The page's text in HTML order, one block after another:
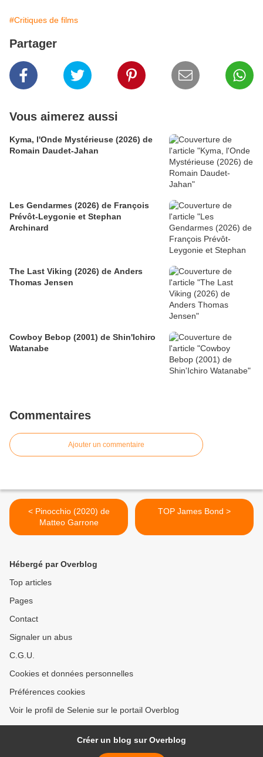
#Critiques de films
Partager
Vous aimerez aussi
Kyma, l'Onde Mystérieuse (2026) de
Romain Daudet-Jahan
Les Gendarmes (2026) de François
Prévôt-Leygonie et Stephan
Archinard
The Last Viking (2026) de Anders
Thomas Jensen
Cowboy Bebop (2001) de Shin'Ichiro
Watanabe
Commentaires
Ajouter un commentaire
< Pinocchio (2020) de
Matteo Garrone
TOP James Bond >
Hébergé par Overblog
Top articles
Pages
Contact
Signaler un abus
C.G.U.
Cookies et données personnelles
Préférences cookies
Voir le profil de Selenie sur le portail Overblog
Créer un blog sur Overblog